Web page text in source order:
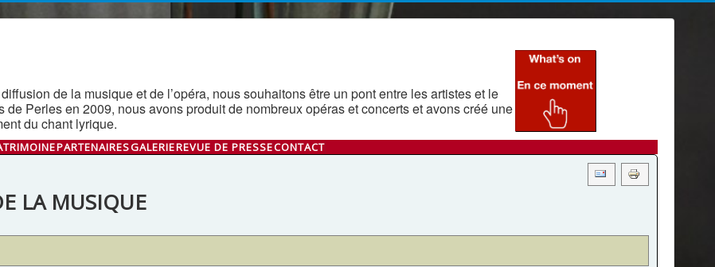
de la musique et de l’opéra, nous souhaitons être un pont entre les artistes et le
Perles en 2009, nous avons produit de nombreux opéras et concerts et avons créé une
du chant lyrique.
PARTENAIRESGALERIEREVUE DE PRESSECONTACT
LA MUSIQUE